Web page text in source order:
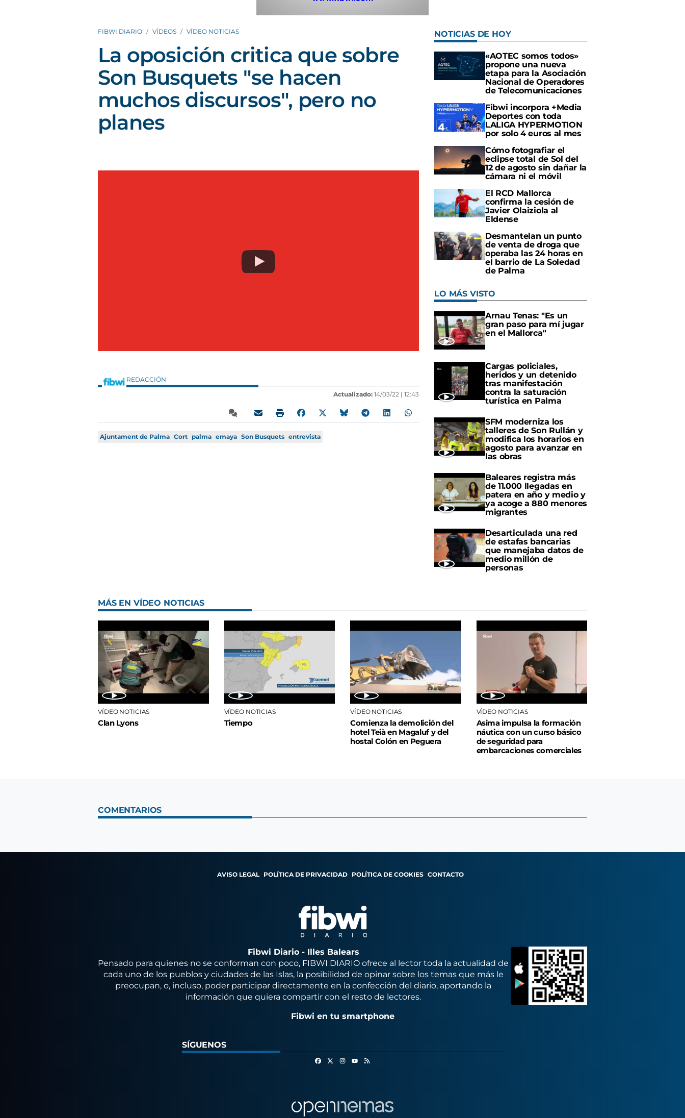
FIBWI DIARIO VÍDEOS VÍDEO NOTICIAS
La oposición critica que sobre
Son Busquets "se hacen
muchos discursos", pero no
planes
REDACCIÓN
Actualizado: 14/03/22 | 12:43
Ajuntament de Palma Cort palma emaya Son Busquets entrevista
NOTICIAS DE HOY
«AOTEC somos todos»
propone una nueva
etapa para la Asociación
Nacional de Operadores
de Telecomunicaciones
Fibwi incorpora +Media
Deportes con toda
LALIGA HYPERMOTION
por solo 4 euros al mes
Cómo fotografiar el
eclipse total de Sol del
12 de agosto sin dañar la
cámara ni el móvil
El RCD Mallorca
confirma la cesión de
Javier Olaiziola al
Eldense
Desmantelan un punto
de venta de droga que
operaba las 24 horas en
el barrio de La Soledad
de Palma
LO MÁS VISTO
Arnau Tenas: "Es un
gran paso para mí jugar
en el Mallorca"
Cargas policiales,
heridos y un detenido
tras manifestación
contra la saturación
turística en Palma
SFM moderniza los
talleres de Son Rullán y
modifica los horarios en
agosto para avanzar en
las obras
Baleares registra más
de 11.000 llegadas en
patera en año y medio y
ya acoge a 880 menores
migrantes
Desarticulada una red
de estafas bancarias
que manejaba datos de
medio millón de
personas
MÁS EN VÍDEO NOTICIAS
VÍDEO NOTICIAS
Clan Lyons
VÍDEO NOTICIAS
Tiempo
VÍDEO NOTICIAS
Comienza la demolición del
hotel Teià en Magaluf y del
hostal Colón en Peguera
VÍDEO NOTICIAS
Asima impulsa la formación
náutica con un curso básico
de seguridad para
embarcaciones comerciales
COMENTARIOS
AVISO LEGAL POLÍTICA DE PRIVACIDAD POLÍTICA DE COOKIES CONTACTO
Fibwi Diario - Illes Balears
Pensado para quienes no se conforman con poco, FIBWI DIARIO ofrece al lector toda la actualidad de
cada uno de los pueblos y ciudades de las Islas, la posibilidad de opinar sobre los temas que más le
preocupan, o, incluso, poder participar directamente en la confección del diario, aportando la
información que quiera compartir con el resto de lectores.
Fibwi en tu smartphone
SÍGUENOS
FacebookInstagram